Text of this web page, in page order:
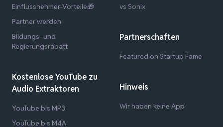
Einflussnehmer-Vorteile🎁
Partner werden
Bildungs- und
Regierungsrabatt
Kostenlose YouTube zu
Audio Extraktoren
YouTube bis MP3
YouTube bis M4A
vs Sonix
Partnerschaften
Featured on Startup Fame
Hinweis
Wir haben keine App